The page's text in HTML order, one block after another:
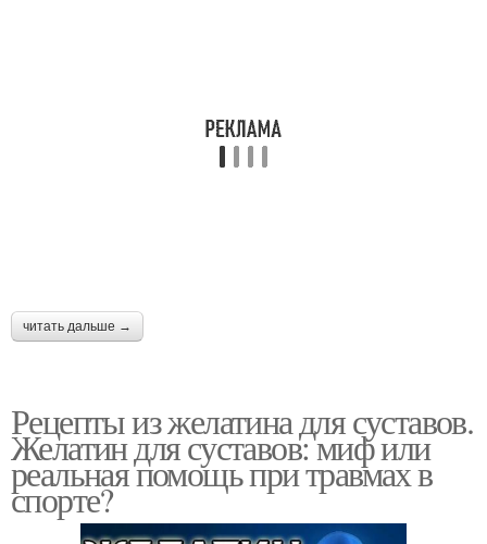
читать дальше →
Рецепты из желатина для суставов.
Желатин для суставов: миф или
реальная помощь при травмах в
спорте?